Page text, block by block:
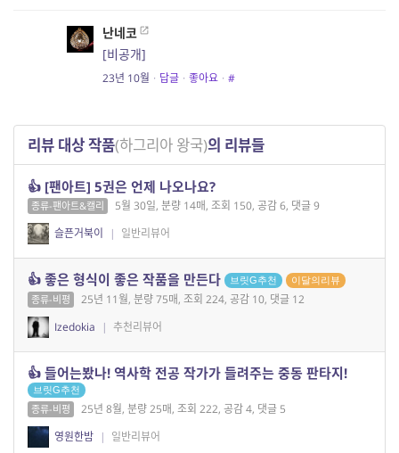
난네코
[비공개]
23년 10월 · 답글 · 좋아요 · #
리뷰 대상 작품(하그리아 왕국)의 리뷰들
👍 [팬아트] 5권은 언제 나오나요?
종류-팬아트&캘리
5월 30일, 분량 14매, 조회 150, 공감 6, 댓글 9
슬픈거북이
| 일반리뷰어
👍 좋은 형식이 좋은 작품을 만든다 브릿G추천 이달의리뷰
종류-비평
25년 11월, 분량 75매, 조회 224, 공감 10, 댓글 12
Izedokia
| 추천리뷰어
👍 들어는봤나! 역사학 전공 작가가 들려주는 중동 판타지!
브릿G추천
종류-비평
25년 8월, 분량 25매, 조회 222, 공감 4, 댓글 5
영원한밤 | 일반리뷰어